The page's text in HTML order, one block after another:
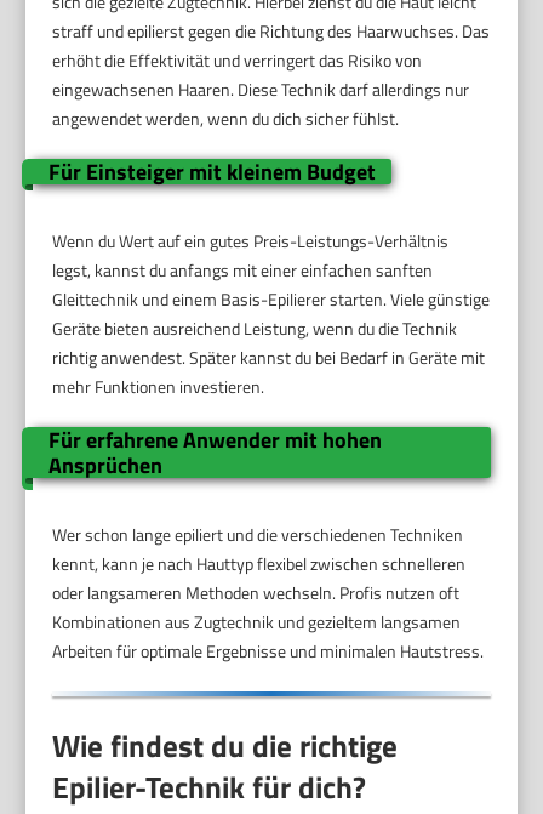
straff und epilierst gegen die Richtung des Haarwuchses. Das
erhöht die Effektivität und verringert das Risiko von
eingewachsenen Haaren. Diese Technik darf allerdings nur
angewendet werden, wenn du dich sicher fühlst.
Für Einsteiger mit kleinem Budget
Wenn du Wert auf ein gutes Preis-Leistungs-Verhältnis
legst, kannst du anfangs mit einer einfachen sanften
Gleittechnik und einem Basis-Epilierer starten. Viele günstige
Geräte bieten ausreichend Leistung, wenn du die Technik
richtig anwendest. Später kannst du bei Bedarf in Geräte mit
mehr Funktionen investieren.
Für erfahrene Anwender mit hohen
Ansprüchen
Wer schon lange epiliert und die verschiedenen Techniken
kennt, kann je nach Hauttyp flexibel zwischen schnelleren
oder langsameren Methoden wechseln. Profis nutzen oft
Kombinationen aus Zugtechnik und gezieltem langsamen
Arbeiten für optimale Ergebnisse und minimalen Hautstress.
Wie findest du die richtige
Epilier-Technik für dich?